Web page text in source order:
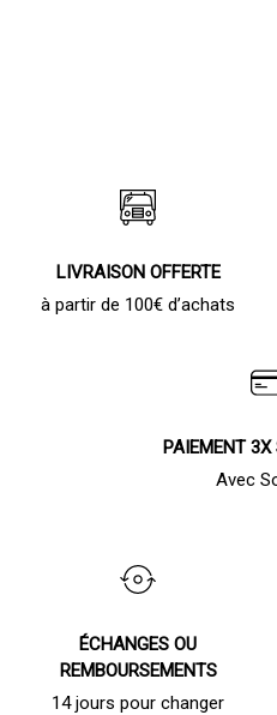
LIVRAISON OFFERTE
à partir de 100€ d’achats
PAIEMENT
Avec
ÉCHANGES OU
REMBOURSEMENTS
14 jours pour changer